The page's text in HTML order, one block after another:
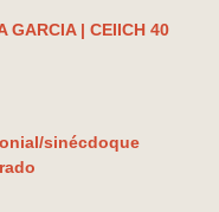
GARCIA | CEIICH 40
sinécdoque